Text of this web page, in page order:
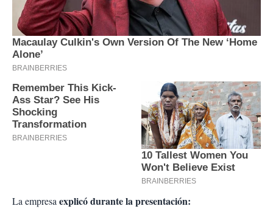
La empresaexplicó durante la presentación: